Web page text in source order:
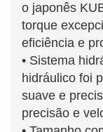
o japonês
torque
eficiência e
• Sistema
hidráulico foi
suave e
precisão e